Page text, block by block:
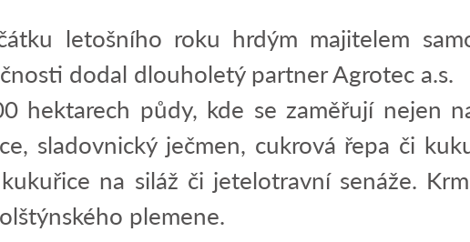
letošního roku hrdým majitelem
dodal dlouholetý partner Agrotec a.s.
hektarech půdy, kde se zaměřují nejen
sladovnický ječmen, cukrová řepa či
na siláž či jetelotravní senáže.
plemene.